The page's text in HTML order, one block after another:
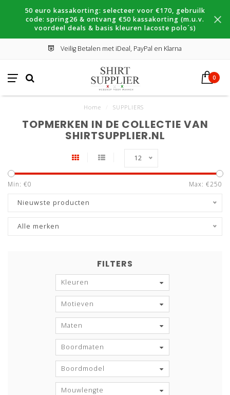
50 euro kassakorting: selecteer voor €170, gebruilk
code: spring26 & ontvang €50 kassakorting (m.u.v.
voordeel deals & basis kleuren lacoste polo´s)
Veilig Betalen met iDeal, PayPal en Klarna
0
Home SUPPLIERS
TOPMERKEN IN DE COLLECTIE VAN
SHIRTSUPPLIER.NL
12
Min: €0 Max: €250
Nieuwste producten
Alle merken
FILTERS
Kleuren
Motieven
Maten
Boordmaten
Boordmodel
Mouwlengte